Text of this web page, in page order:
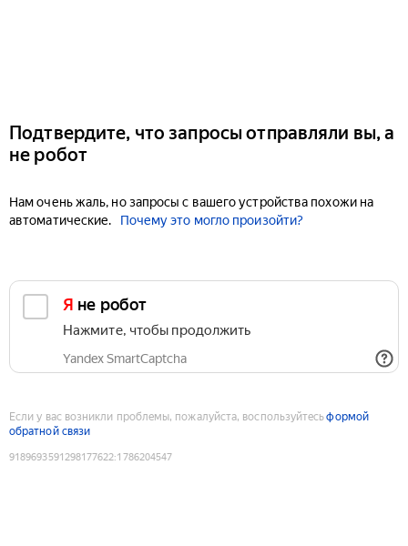
Подтвердите, что запросы отправляли вы, а
не робот
Нам очень жаль, но запросы с вашего устройства похожи на
автоматические.
Почему это могло произойти?
Я не робот
Нажмите, чтобы продолжить
Yandex SmartCaptcha
Если у вас возникли проблемы, пожалуйста, воспользуйтесьформой
обратной связи
9189693591298177622:1786204547